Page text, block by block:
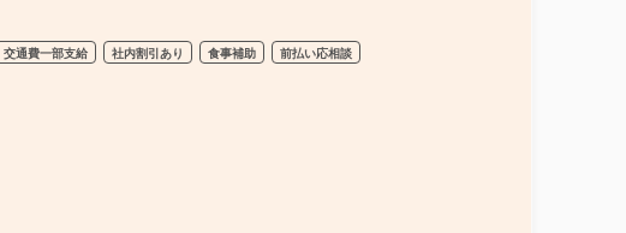
交通費一部支給 社内割引あり 食事補助 前払い応相談